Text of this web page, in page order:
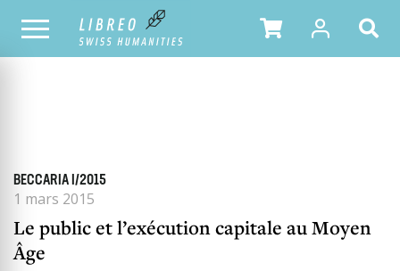
TOUS LES NUMÉROS SOMMAIRE DU NUMÉRO
BECCARIA I/2015
1 mars 2015
Le public et l’exécution capitale au Moyen
Âge